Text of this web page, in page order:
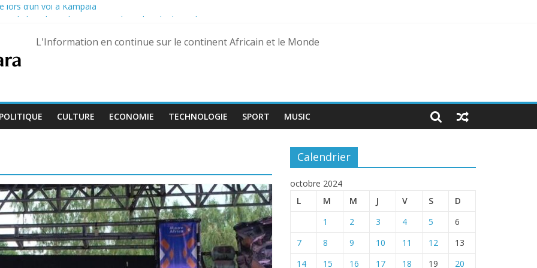
d’un vol à Kampala
des FSR retrouvé à Dubaï
Fily Sissoko – dix ans de réclusion confirmés
avec l’arrivée de quatre magistrats, dont un juge aguerri de Gagal
L'Information en continue sur le continent Africain et le Monde
POLITIQUE CULTURE ECONOMIE TECHNOLOGIE SPORT MUSIC
Calendrier
octobre 2024
L
M M J V S D
1 2 3 4 5
6
7
8 9 10 11 12
13
14
15 16 17 18 19
20